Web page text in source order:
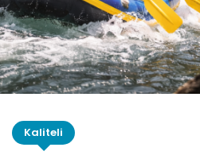
Kaliteli